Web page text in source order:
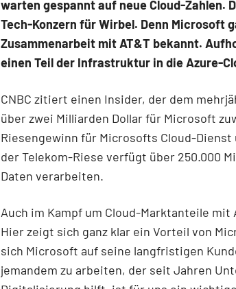
warten gespannt auf neue Cloud-Zahlen.
Tech-Konzern für Wirbel. Denn Microsoft
Zusammenarbeit mit AT&T bekannt.
einen Teil der Infrastruktur in die Azure-
CNBC zitiert einen Insider, der dem
über zwei Milliarden Dollar für Microsoft
Riesengewinn für Microsofts Cloud-
der Telekom-Riese verfügt über 250.000
Daten verarbeiten.
Auch im Kampf um Cloud-Marktanteile mit
Hier zeigt sich ganz klar ein Vorteil von
sich Microsoft auf seine langfristigen
jemandem zu arbeiten, der seit Jahren